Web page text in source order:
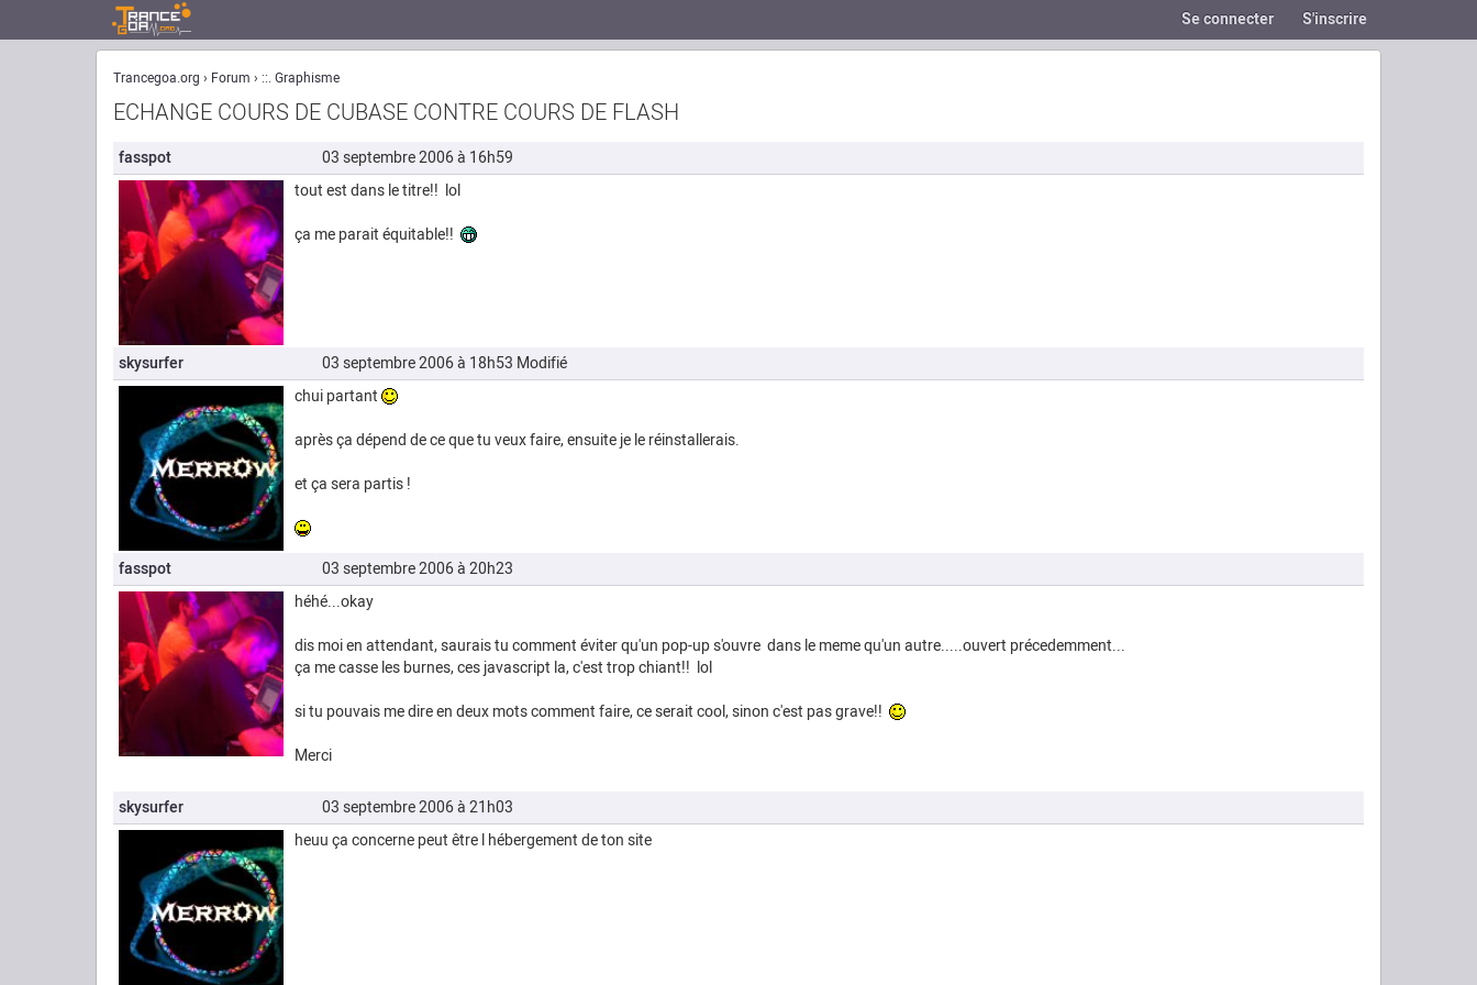
Se connecter S'inscrire
Trancegoa.org Forum ::. Graphisme
ECHANGE COURS DE CUBASE CONTRE COURS DE FLASH
fasspot
03 septembre 2006 à 16h59
tout est dans le titre!! lol
ça me parait équitable!!
skysurfer 03 septembre 2006 à 18h53 Modifié
chui partant
après ça dépend de ce que tu veux faire, ensuite je le réinstallerais.
et ça sera partis !
fasspot
03 septembre 2006 à 20h23
héhé...okay
dis moi en attendant, saurais tu comment éviter qu'un pop-up s'ouvre dans le meme qu'un autre.....ouvert précedemment...
ça me casse les burnes, ces javascript la, c'est trop chiant!! lol
si tu pouvais me dire en deux mots comment faire, ce serait cool, sinon c'est pas grave!!
Merci
skysurfer
03 septembre 2006 à 21h03
heuu ça concerne peut être l hébergement de ton site